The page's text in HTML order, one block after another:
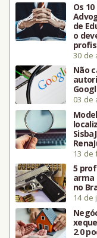
Os
de
o
30 de
Não
03 de
13 de
5
arma
no
14 de
2.0